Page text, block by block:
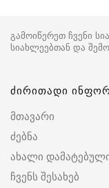
გამოიწერეთ ჩვენი
სიახლეებთან და
ძირითადი
მთავარი
ძებნა
ახალი
ჩვენს შესახებ